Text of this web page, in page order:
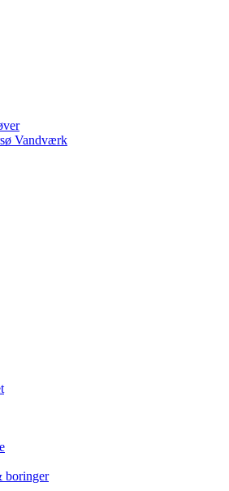
Vandværk
boringer